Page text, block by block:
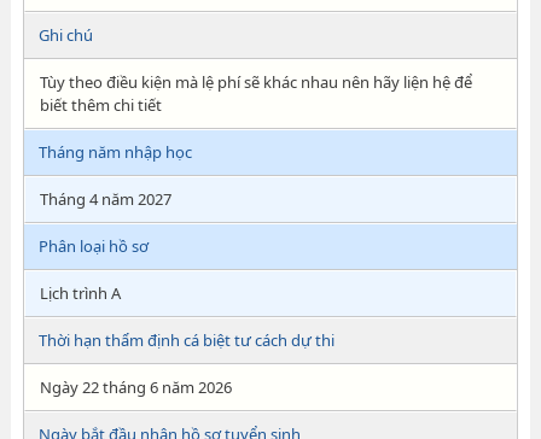
Ghi chú
Tùy theo điều kiện mà lệ phí sẽ khác nhau nên hãy liện hệ để
biết thêm chi tiết
Tháng năm nhập học
Tháng 4 năm 2027
Phân loại hồ sơ
Lịch trình A
Thời hạn thẩm định cá biệt tư cách dự thi
Ngày 22 tháng 6 năm 2026
Ngày bắt đầu nhận hồ sơ tuyển sinh